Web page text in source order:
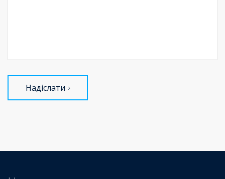
Надіслати